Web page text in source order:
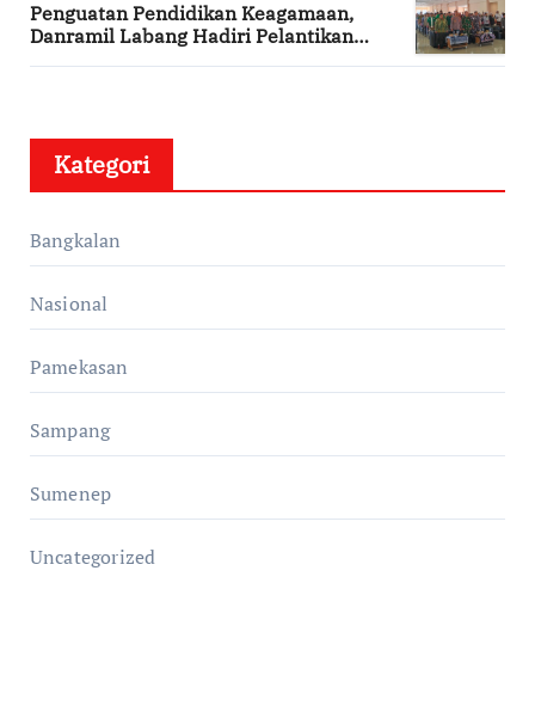
Penguatan Pendidikan Keagamaan,
Danramil Labang Hadiri Pelantikan
Kategori
Bangkalan
Nasional
Pamekasan
Sampang
Sumenep
Uncategorized